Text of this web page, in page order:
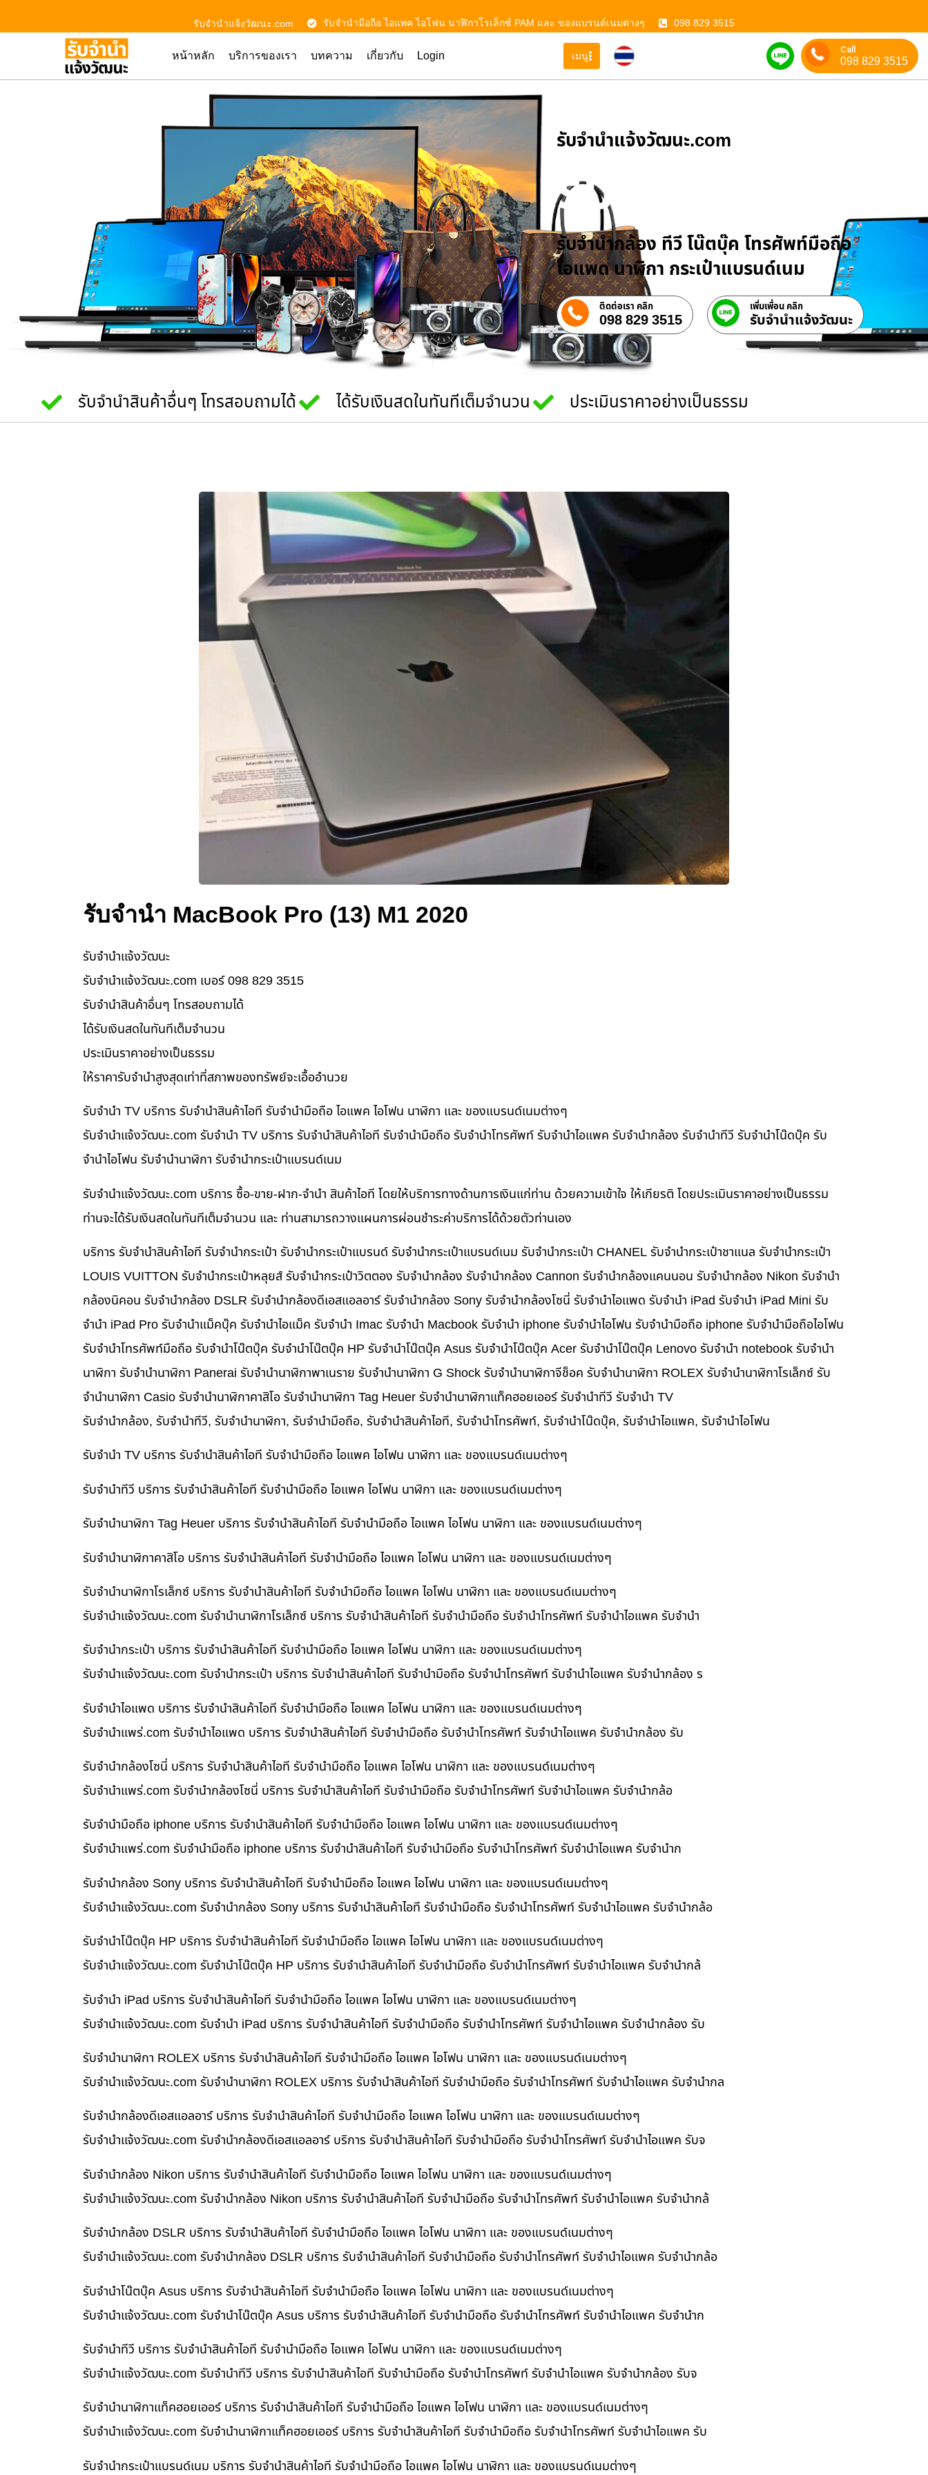
รับจํานําแจ้งวัฒนะ.com รับจำนำมือถือ ไอแพค ไอโฟน นาฬิกาโรเล็กซ์ PAM และ ของแบรนด์เนมต่างๆ 098 829 3515
หน้าหลัก บริการของเรา บทความ เกี่ยวกับ Login เมนู
Call
098 829 3515
รับจํานําแจ้งวัฒนะ.com
รับจำนำสินค้าไอที
รับจำนำกล้อง ทีวี โน๊ตบุ๊ค โทรศัพท์มือถือ
ไอแพด นาฬิกา กระเป๋าแบรนด์เนม
ติดต่อเรา คลิก
098 829 3515
เพิ่มเพื่อน คลิก
รับจํานําแจ้งวัฒนะ
รับจำนำสินค้าอื่นๆ โทรสอบถามได้ ได้รับเงินสดในทันทีเต็มจำนวน ประเมินราคาอย่างเป็นธรรม
รับจำนำ MacBook Pro (13) M1 2020
รับจํานําแจ้งวัฒนะ
รับจํานําแจ้งวัฒนะ.com เบอร์ 098 829 3515
รับจำนำสินค้าอื่นๆ โทรสอบถามได้
ได้รับเงินสดในทันทีเต็มจำนวน
ประเมินราคาอย่างเป็นธรรม
ให้ราคารับจำนำสูงสุดเท่าที่สภาพของทรัพย์จะเอื้ออำนวย
รับจำนำ TV บริการ รับจำนำสินค้าไอที รับจำนำมือถือ ไอแพค ไอโฟน นาฬิกา และ ของแบรนด์เนมต่างๆ
รับจํานําแจ้งวัฒนะ.com รับจำนำ TV บริการ รับจำนำสินค้าไอที รับจำนำมือถือ รับจำนำโทรศัพท์ รับจำนำไอแพค รับจำนำกล้อง รับจำนำทีวี รับจำนำโน๊ดบุ๊ค รับ
จำนำไอโฟน รับจำนำนาฬิกา รับจำนำกระเป๋าแบรนด์เนม
รับจํานําแจ้งวัฒนะ.com บริการ ซื้อ-ขาย-ฝาก-จำนำ สินค้าไอที โดยให้บริการทางด้านการเงินแก่ท่าน ด้วยความเข้าใจ ให้เกียรติ โดยประเมินราคาอย่างเป็นธรรม
ท่านจะได้รับเงินสดในทันทีเต็มจำนวน และ ท่านสามารถวางแผนการผ่อนชำระค่าบริการได้ด้วยตัวท่านเอง
บริการ รับจำนำสินค้าไอที รับจำนำกระเป๋า รับจำนำกระเป๋าแบรนด์ รับจำนำกระเป๋าแบรนด์เนม รับจำนำกระเป๋า CHANEL รับจำนำกระเป๋าชาแนล รับจำนำกระเป๋า
LOUIS VUITTON รับจำนำกระเป๋าหลุยส์ รับจำนำกระเป๋าวิตตอง รับจำนำกล้อง รับจำนำกล้อง Cannon รับจำนำกล้องแคนนอน รับจำนำกล้อง Nikon รับจำนำ
กล้องนิคอน รับจำนำกล้อง DSLR รับจำนำกล้องดีเอสแอลอาร์ รับจำนำกล้อง Sony รับจำนำกล้องโซนี่ รับจำนำไอแพด รับจำนำ iPad รับจำนำ iPad Mini รับ
จำนำ iPad Pro รับจำนำแม็คบุ๊ค รับจำนำไอแม็ค รับจำนำ Imac รับจำนำ Macbook รับจำนำ iphone รับจำนำไอโฟน รับจำนำมือถือ iphone รับจำนำมือถือไอโฟน
รับจำนำโทรศัพท์มือถือ รับจำนำโน๊ตบุ๊ค รับจำนำโน๊ตบุ๊ค HP รับจำนำโน๊ตบุ๊ค Asus รับจำนำโน๊ตบุ๊ค Acer รับจำนำโน๊ตบุ๊ค Lenovo รับจำนำ notebook รับจำนำ
นาฬิกา รับจำนำนาฬิกา Panerai รับจำนำนาฬิกาพาเนราย รับจำนำนาฬิกา G Shock รับจำนำนาฬิกาจีช็อค รับจำนำนาฬิกา ROLEX รับจำนำนาฬิกาโรเล็กซ์ รับ
จำนำนาฬิกา Casio รับจำนำนาฬิกาคาสิโอ รับจำนำนาฬิกา Tag Heuer รับจำนำนาฬิกาแท็คฮอยเออร์ รับจำนำทีวี รับจำนำ TV
รับจำนำกล้อง, รับจำนำทีวี, รับจำนำนาฬิกา, รับจำนำมือถือ, รับจำนำสินค้าไอที, รับจำนำโทรศัพท์, รับจำนำโน๊ดบุ๊ค, รับจำนำไอแพค, รับจำนำไอโฟน
รับจำนำ TV บริการ รับจำนำสินค้าไอที รับจำนำมือถือ ไอแพค ไอโฟน นาฬิกา และ ของแบรนด์เนมต่างๆ
รับจำนำทีวี บริการ รับจำนำสินค้าไอที รับจำนำมือถือ ไอแพค ไอโฟน นาฬิกา และ ของแบรนด์เนมต่างๆ
รับจำนำนาฬิกา Tag Heuer บริการ รับจำนำสินค้าไอที รับจำนำมือถือ ไอแพค ไอโฟน นาฬิกา และ ของแบรนด์เนมต่างๆ
รับจำนำนาฬิกาคาสิโอ บริการ รับจำนำสินค้าไอที รับจำนำมือถือ ไอแพค ไอโฟน นาฬิกา และ ของแบรนด์เนมต่างๆ
รับจำนำนาฬิกาโรเล็กซ์ บริการ รับจำนำสินค้าไอที รับจำนำมือถือ ไอแพค ไอโฟน นาฬิกา และ ของแบรนด์เนมต่างๆ
รับจํานําแจ้งวัฒนะ.com รับจำนำนาฬิกาโรเล็กซ์ บริการ รับจำนำสินค้าไอที รับจำนำมือถือ รับจำนำโทรศัพท์ รับจำนำไอแพค รับจำนำ
รับจำนำกระเป๋า บริการ รับจำนำสินค้าไอที รับจำนำมือถือ ไอแพค ไอโฟน นาฬิกา และ ของแบรนด์เนมต่างๆ
รับจํานําแจ้งวัฒนะ.com รับจำนำกระเป๋า บริการ รับจำนำสินค้าไอที รับจำนำมือถือ รับจำนำโทรศัพท์ รับจำนำไอแพค รับจำนำกล้อง ร
รับจำนำไอแพด บริการ รับจำนำสินค้าไอที รับจำนำมือถือ ไอแพค ไอโฟน นาฬิกา และ ของแบรนด์เนมต่างๆ
รับจํานําแพร่.com รับจำนำไอแพด บริการ รับจำนำสินค้าไอที รับจำนำมือถือ รับจำนำโทรศัพท์ รับจำนำไอแพค รับจำนำกล้อง รับ
รับจำนำกล้องโซนี่ บริการ รับจำนำสินค้าไอที รับจำนำมือถือ ไอแพค ไอโฟน นาฬิกา และ ของแบรนด์เนมต่างๆ
รับจํานําแพร่.com รับจำนำกล้องโซนี่ บริการ รับจำนำสินค้าไอที รับจำนำมือถือ รับจำนำโทรศัพท์ รับจำนำไอแพค รับจำนำกล้อ
รับจำนำมือถือ iphone บริการ รับจำนำสินค้าไอที รับจำนำมือถือ ไอแพค ไอโฟน นาฬิกา และ ของแบรนด์เนมต่างๆ
รับจํานําแพร่.com รับจำนำมือถือ iphone บริการ รับจำนำสินค้าไอที รับจำนำมือถือ รับจำนำโทรศัพท์ รับจำนำไอแพค รับจำนำก
รับจำนำกล้อง Sony บริการ รับจำนำสินค้าไอที รับจำนำมือถือ ไอแพค ไอโฟน นาฬิกา และ ของแบรนด์เนมต่างๆ
รับจํานําแจ้งวัฒนะ.com รับจำนำกล้อง Sony บริการ รับจำนำสินค้าไอที รับจำนำมือถือ รับจำนำโทรศัพท์ รับจำนำไอแพค รับจำนำกล้อ
รับจำนำโน๊ตบุ๊ค HP บริการ รับจำนำสินค้าไอที รับจำนำมือถือ ไอแพค ไอโฟน นาฬิกา และ ของแบรนด์เนมต่างๆ
รับจํานําแจ้งวัฒนะ.com รับจำนำโน๊ตบุ๊ค HP บริการ รับจำนำสินค้าไอที รับจำนำมือถือ รับจำนำโทรศัพท์ รับจำนำไอแพค รับจำนำกล้
รับจำนำ iPad บริการ รับจำนำสินค้าไอที รับจำนำมือถือ ไอแพค ไอโฟน นาฬิกา และ ของแบรนด์เนมต่างๆ
รับจํานําแจ้งวัฒนะ.com รับจำนำ iPad บริการ รับจำนำสินค้าไอที รับจำนำมือถือ รับจำนำโทรศัพท์ รับจำนำไอแพค รับจำนำกล้อง รับ
รับจำนำนาฬิกา ROLEX บริการ รับจำนำสินค้าไอที รับจำนำมือถือ ไอแพค ไอโฟน นาฬิกา และ ของแบรนด์เนมต่างๆ
รับจํานําแจ้งวัฒนะ.com รับจำนำนาฬิกา ROLEX บริการ รับจำนำสินค้าไอที รับจำนำมือถือ รับจำนำโทรศัพท์ รับจำนำไอแพค รับจำนำกล
รับจำนำกล้องดีเอสแอลอาร์ บริการ รับจำนำสินค้าไอที รับจำนำมือถือ ไอแพค ไอโฟน นาฬิกา และ ของแบรนด์เนมต่างๆ
รับจํานําแจ้งวัฒนะ.com รับจำนำกล้องดีเอสแอลอาร์ บริการ รับจำนำสินค้าไอที รับจำนำมือถือ รับจำนำโทรศัพท์ รับจำนำไอแพค รับจ
รับจำนำกล้อง Nikon บริการ รับจำนำสินค้าไอที รับจำนำมือถือ ไอแพค ไอโฟน นาฬิกา และ ของแบรนด์เนมต่างๆ
รับจํานําแจ้งวัฒนะ.com รับจำนำกล้อง Nikon บริการ รับจำนำสินค้าไอที รับจำนำมือถือ รับจำนำโทรศัพท์ รับจำนำไอแพค รับจำนำกล้
รับจำนำกล้อง DSLR บริการ รับจำนำสินค้าไอที รับจำนำมือถือ ไอแพค ไอโฟน นาฬิกา และ ของแบรนด์เนมต่างๆ
รับจํานําแจ้งวัฒนะ.com รับจำนำกล้อง DSLR บริการ รับจำนำสินค้าไอที รับจำนำมือถือ รับจำนำโทรศัพท์ รับจำนำไอแพค รับจำนำกล้อ
รับจำนำโน๊ตบุ๊ค Asus บริการ รับจำนำสินค้าไอที รับจำนำมือถือ ไอแพค ไอโฟน นาฬิกา และ ของแบรนด์เนมต่างๆ
รับจํานําแจ้งวัฒนะ.com รับจำนำโน๊ตบุ๊ค Asus บริการ รับจำนำสินค้าไอที รับจำนำมือถือ รับจำนำโทรศัพท์ รับจำนำไอแพค รับจำนำก
รับจำนำทีวี บริการ รับจำนำสินค้าไอที รับจำนำมือถือ ไอแพค ไอโฟน นาฬิกา และ ของแบรนด์เนมต่างๆ
รับจํานําแจ้งวัฒนะ.com รับจำนำทีวี บริการ รับจำนำสินค้าไอที รับจำนำมือถือ รับจำนำโทรศัพท์ รับจำนำไอแพค รับจำนำกล้อง รับจ
รับจำนำนาฬิกาแท็คฮอยเออร์ บริการ รับจำนำสินค้าไอที รับจำนำมือถือ ไอแพค ไอโฟน นาฬิกา และ ของแบรนด์เนมต่างๆ
รับจํานําแจ้งวัฒนะ.com รับจำนำนาฬิกาแท็คฮอยเออร์ บริการ รับจำนำสินค้าไอที รับจำนำมือถือ รับจำนำโทรศัพท์ รับจำนำไอแพค รับ
รับจำนำกระเป๋าแบรนด์เนม บริการ รับจำนำสินค้าไอที รับจำนำมือถือ ไอแพค ไอโฟน นาฬิกา และ ของแบรนด์เนมต่างๆ